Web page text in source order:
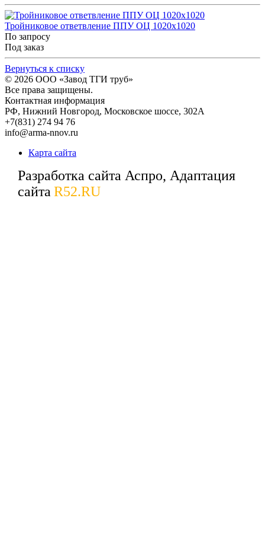
Тройниковое ответвление ППУ ОЦ 1020x1020
По запросу
Под заказ
Вернуться к списку
© 2026 ООО «Завод ТГИ труб»
Все права защищены.
Контактная информация
РФ, Нижний Новгород, Московское шоссе, 302А
+7(831) 274 94 76
info@arma-nnov.ru
Карта сайта
Разработка сайта Аспро, Адаптация
сайта R52.RU